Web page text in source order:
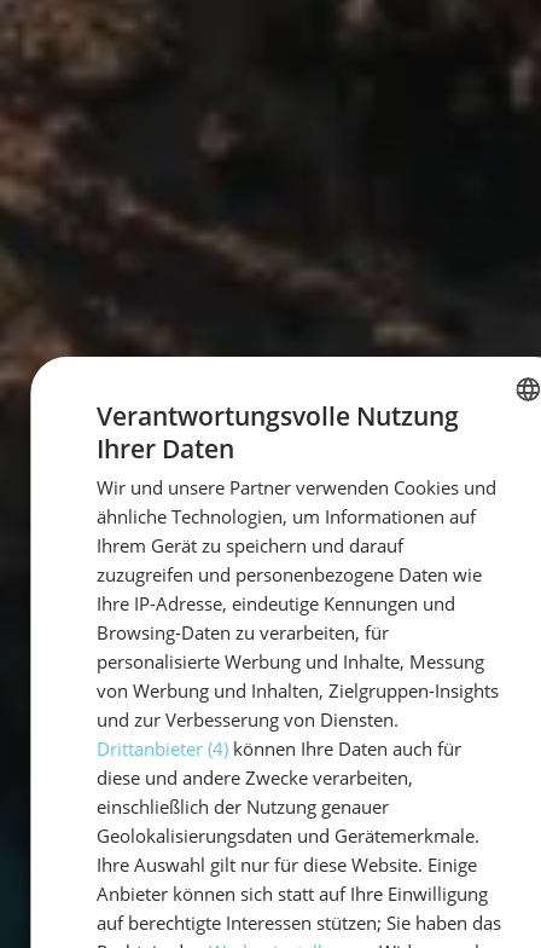
GERMAN
Verantwortungsvolle Nutzung
Ihrer Daten
Wir und unsere Partner verwenden Cookies und
ähnliche Technologien, um Informationen auf
Ihrem Gerät zu speichern und darauf
zuzugreifen und personenbezogene Daten wie
Ihre IP-Adresse, eindeutige Kennungen und
Browsing-Daten zu verarbeiten, für
personalisierte Werbung und Inhalte, Messung
von Werbung und Inhalten, Zielgruppen-Insights
und zur Verbesserung von Diensten.
Drittanbieter (4)können Ihre Daten auch für
diese und andere Zwecke verarbeiten,
einschließlich der Nutzung genauer
Geolokalisierungsdaten und Gerätemerkmale.
Ihre Auswahl gilt nur für diese Website. Einige
Anbieter können sich statt auf Ihre Einwilligung
auf berechtigte Interessen stützen; Sie haben das